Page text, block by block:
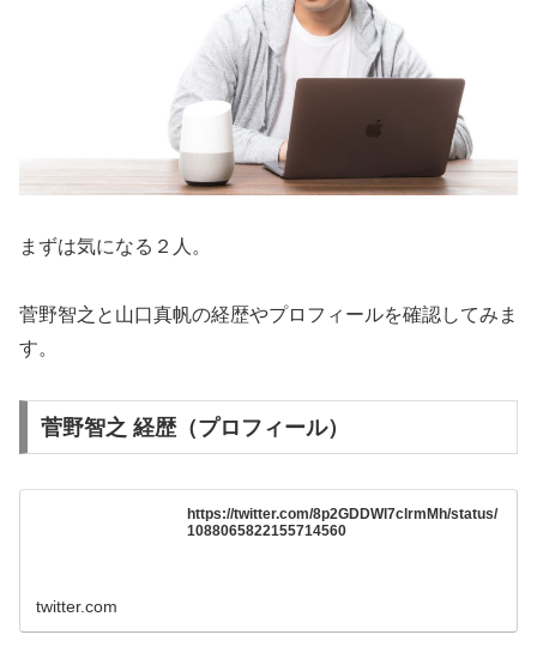
まずは気になる２人。
菅野智之と山口真帆の経歴やプロフィールを確認してみま
す。
菅野智之 経歴（プロフィール）
https://twitter.com/8p2GDDWl7clrmMh/status/
1088065822155714560
twitter.com